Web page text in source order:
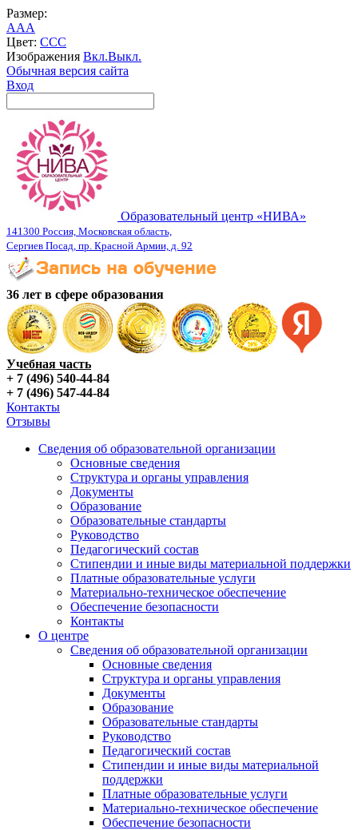
Размер:
AAA
Цвет: CCC
Изображения Вкл.Выкл.
Обычная версия сайта
Вход
Образовательный центр «НИВА»
141300 Россия, Московская область,
Сергиев Посад, пр. Красной Армии, д. 92
36 лет в сфере образования
Учебная часть
+ 7 (496) 540-44-84
+ 7 (496) 547-44-84
Контакты
Отзывы
Сведения об образовательной организации
Основные сведения
Структура и органы управления
Документы
Образование
Образовательные стандарты
Руководство
Педагогический состав
Стипендии и иные виды материальной поддержки
Платные образовательные услуги
Материально-техническое обеспечение
Обеспечение безопасности
Контакты
О центре
Сведения об образовательной организации
Основные сведения
Структура и органы управления
Документы
Образование
Образовательные стандарты
Руководство
Педагогический состав
Стипендии и иные виды материальной
поддержки
Платные образовательные услуги
Материально-техническое обеспечение
Обеспечение безопасности